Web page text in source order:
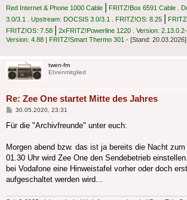
Red Internet & Phone 1000 Cable | FRITZ!Box 6591 Cable .
3.0/3.1 . Upstream: DOCSIS 3.0/3.1 . FRITZ!OS: 8.25 |
FRITZ!OS: 7.58 | 2xFRITZ!Powerline 1220 . Version:
Version: 4.88 | FRITZ!Smart Thermo 301 - [Stand: 20.03.2026]
twen-fm
Ehrenmitglied
Re: Zee One startet Mitte des Jahres
Beitrag
30.05.2020, 23:31
Für die "Archivfreunde" unter euch:
Morgen abend bzw. das ist ja bereits die Nacht
01.30 Uhr wird Zee One den Sendebetrieb
bei Vodafone eine Hinweistafel vorher oder doch
aufgeschaltet werden wird...